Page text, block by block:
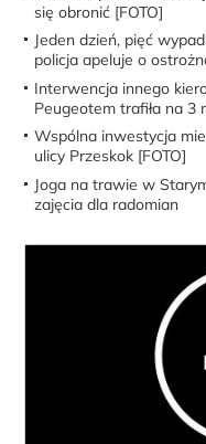
się obronić [FOTO]
Jeden dzień, pięć
policja apeluje o
Interwencja innego
Peugeotem trafiła na 3
Wspólna inwestycja
ulicy Przeskok [FOTO]
Joga na trawie w
zajęcia dla radomian